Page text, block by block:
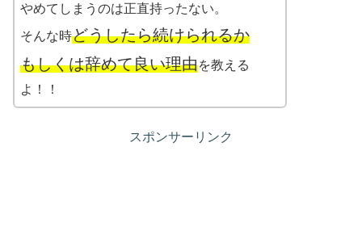
やめてしまうのは正直持ったない。
そんな時どうしたら続けられるか
もしくは辞めて良い理由を教える
よ！！
スポンサーリンク